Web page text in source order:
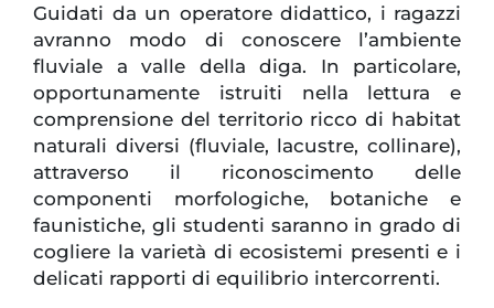
Guidati da un operatore didattico, i ragazzi
avranno modo di conoscere l’ambiente
fluviale a valle della diga. In particolare,
opportunamente istruiti nella lettura e
comprensione del territorio ricco di habitat
naturali diversi (fluviale, lacustre, collinare),
attraverso il riconoscimento delle
componenti morfologiche, botaniche e
faunistiche, gli studenti saranno in grado di
cogliere la varietà di ecosistemi presenti e i
delicati rapporti di equilibrio intercorrenti.